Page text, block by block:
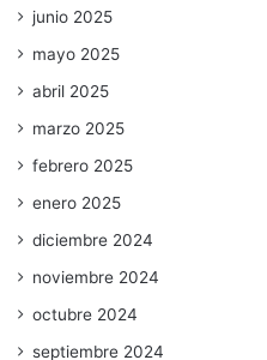
junio 2025
mayo 2025
abril 2025
marzo 2025
febrero 2025
enero 2025
diciembre 2024
noviembre 2024
octubre 2024
septiembre 2024